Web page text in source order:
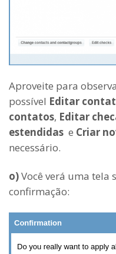
Aproveite para
possível Editar
contatos, Editar
estendidas e Criar
necessário.
o)Você verá uma tela
confirmação: